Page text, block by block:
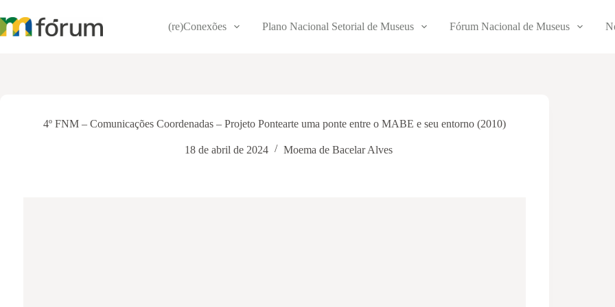
para
o
(re)Conexões Plano Nacional Setorial de Museus Fórum Nacional de Museus
4º FNM – Comunicações Coordenadas – Projeto Pontearte uma ponte entre o MABE e seu entorno (2010)
18 de abril de 2024 Moema de Bacelar Alves